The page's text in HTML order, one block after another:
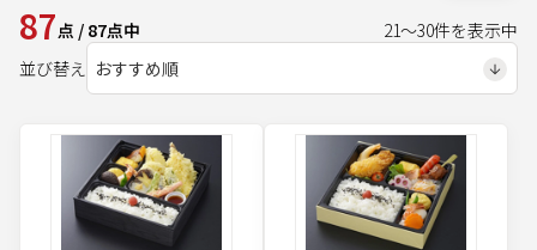
87点 / 87点中 21～30件を表示中
並び替え